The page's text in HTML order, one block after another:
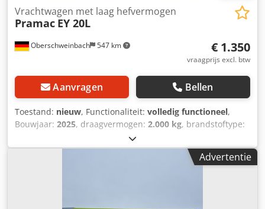
Oberschweinbach 547 km
Vrachtwagen met laag hefvermogen
Pramac EY 20L
€ 1.350
vraagprijs excl. btw
Aanvragen Bellen
Toestand: nieuw, Functionaliteit: volledig functioneel,
Bouwjaar: 2025, draagvermogen: 2.000 kg, brandstoftype:
Elektro
palletwagen Djdsx Hbrbspfx Aqgjwa Toestand: Nieuw
apparaat Technische staat: Nieuw Beschrijving: Vorkmaat:
Advertentie